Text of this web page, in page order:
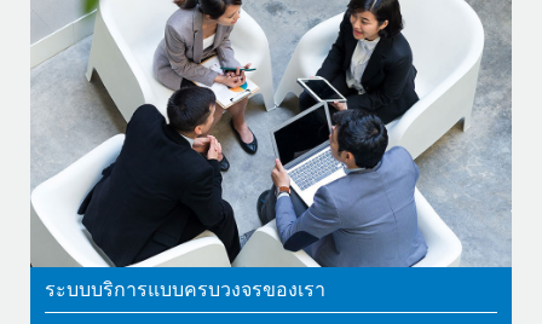
ระบบบริการแบบครบวงจรของเรา